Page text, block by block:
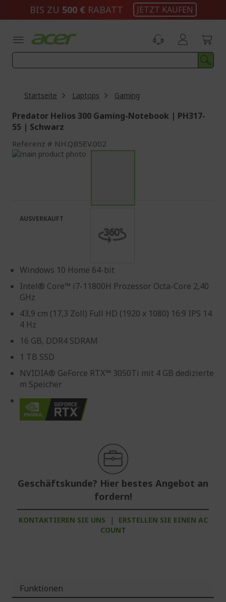
BIS ZU 500 € RABATT JETZT KAUFEN
Startseite Laptops Gaming
Predator Helios 300 Gaming-Notebook | PH317-
55 | Schwarz
Referenz NH.QB5EV.002
Zum
Windows 10 Home 64-bit
Intel® Core™ i7-11800H Prozessor Octa-Core 2,40
GHz
43,9 cm (17,3 Zoll) Full HD (1920 x 1080) 16:9 IPS 14
4 Hz
16 GB, DDR4 SDRAM
1 TB SSD
NVIDIA® GeForce RTX™ 3050Ti mit 4 GB dedizierte
m Speicher
Geschäftskunde? Hier bestes Angebot an
fordern!
KONTAKTIEREN SIE UNS |
ERSTELLEN SIE EINEN AC
COUNT
AUSVERKAUFT
Funktionen